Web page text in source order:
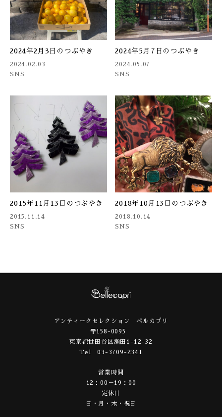
2024年2月3日のつぶやき
2024.02.03
SNS
2024年5月7日のつぶやき
2024.05.07
SNS
2015年11月13日のつぶやき
2015.11.14
SNS
2018年10月13日のつぶやき
2018.10.14
SNS
アンティークセレクション ベルカプリ
〒158-0095
東京都世田谷区瀬田1-12-32
Tel 03-3709-2341
営業時間
12：00－19：00
定休日
日・月・木・祝日